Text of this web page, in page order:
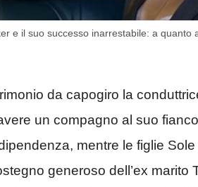
e il suo successo inarrestabile: a
da capogiro la
un compagno al suo
mentre le figlie
generoso dell’ex marito